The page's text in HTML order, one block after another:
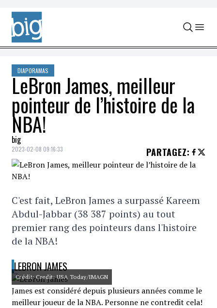
Skip to content
DIAPORAMAS
LeBron James, meilleur
pointeur de l’histoire de la
NBA!
big
2023-02-08 09:16:33 PARTAGEZ:
C'est fait, LeBron James a surpassé Kareem
Abdul-Jabbar (38 387 points) au tout
premier rang des pointeurs dans l'histoire
de la NBA!
LEBRON JAMES
Crédit: Credit: USA Today/IMAGN
James est considéré depuis plusieurs années comme le
meilleur joueur de la NBA. Personne ne contredit cela!